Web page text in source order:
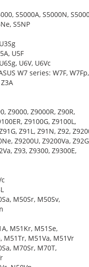
S5000A, S5000N,
S5NP
U5F
U6V, U6Vc
W7 series: W7F,
Z9000, Z9000R, Z90R,
Z9100G, Z9100L,
Z91L, Z91N, Z92,
Z9200U, Z9200Va,
Z93, Z9300, Z9300E,
M50Sr, M50Sv,
M51Kr, M51Se,
M51Tr, M51Va, M51Vr
M70Sr, M70T,